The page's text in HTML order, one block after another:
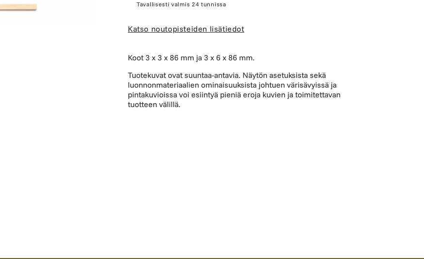
määrää
määrää
Tavallisesti valmis 24 tunnissa
Katso noutopisteiden lisätiedot
Koot 3 x 3 x 86 mm ja 3 x 6 x 86 mm.
Tuotekuvat ovat suuntaa-antavia. Näytön asetuksista sekä
luonnonmateriaalien ominaisuuksista johtuen värisävyissä ja
pintakuvioissa voi esiintyä pieniä eroja kuvien ja toimitettavan
tuotteen välillä.